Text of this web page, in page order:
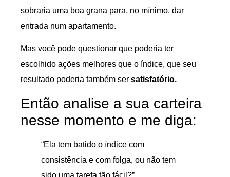
sobraria uma boa grana para, no mínimo, dar
entrada num apartamento.
Mas você pode questionar que poderia ter
escolhido ações melhores que o índice, que seu
resultado poderia também ser satisfatório.
Então analise a sua carteira
nesse momento e me diga:
“Ela tem batido o índice com
consistência e com folga, ou não tem
sido uma tarefa tão fácil?”